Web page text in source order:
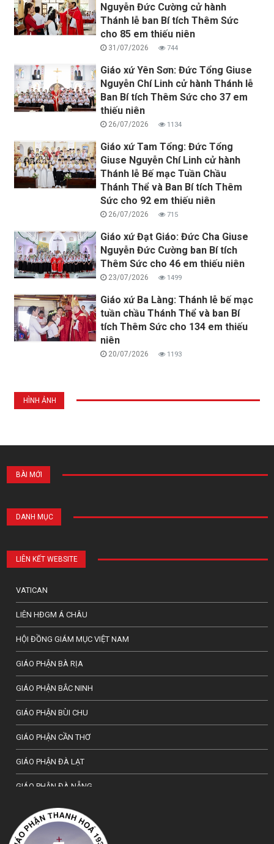
Nguyễn Đức Cường cử hành
Thánh lễ ban Bí tích Thêm Sức
cho 85 em thiếu niên
31/07/2026 744
Giáo xứ Yên Sơn: Đức Tổng Giuse
Nguyễn Chí Linh cử hành Thánh lễ
Ban Bí tích Thêm Sức cho 37 em
thiếu niên
26/07/2026 1134
Giáo xứ Tam Tổng: Đức Tổng
Giuse Nguyễn Chí Linh cử hành
Thánh lễ Bế mạc Tuần Chầu
Thánh Thể và Ban Bí tích Thêm
Sức cho 92 em thiếu niên
26/07/2026 715
Giáo xứ Đạt Giáo: Đức Cha Giuse
Nguyễn Đức Cường ban Bí tích
Thêm Sức cho 46 em thiếu niên
23/07/2026 1499
Giáo xứ Ba Làng: Thánh lễ bế mạc
tuần chầu Thánh Thể và ban Bí
tích Thêm Sức cho 134 em thiếu
niên
20/07/2026 1193
HÌNH ẢNH
BÀI MỚI
DANH MỤC
LIÊN KẾT WEBSITE
VATICAN
LIÊN HĐGM Á CHÂU
HỘI ĐỒNG GIÁM MỤC VIỆT NAM
GIÁO PHẬN BÀ RỊA
GIÁO PHẬN BẮC NINH
GIÁO PHẬN BÙI CHU
GIÁO PHẬN CẦN THƠ
GIÁO PHẬN ĐÀ LẠT
GIÁO PHẬN ĐÀ NẴNG
TỔNG GIÁO PHẬN HÀ NỘI
GIÁO PHẬN HẢI PHÒNG